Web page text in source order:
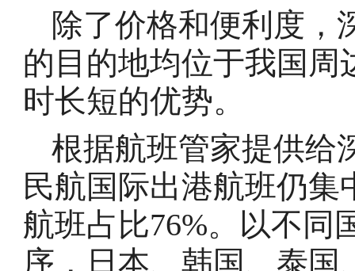
除了价格和便利度，
的目的地均位于我国
时长短的优势。
根据航班管家提供给
民航国际出港航班仍
航班占比76%。以不同
序，日本、韩国、泰